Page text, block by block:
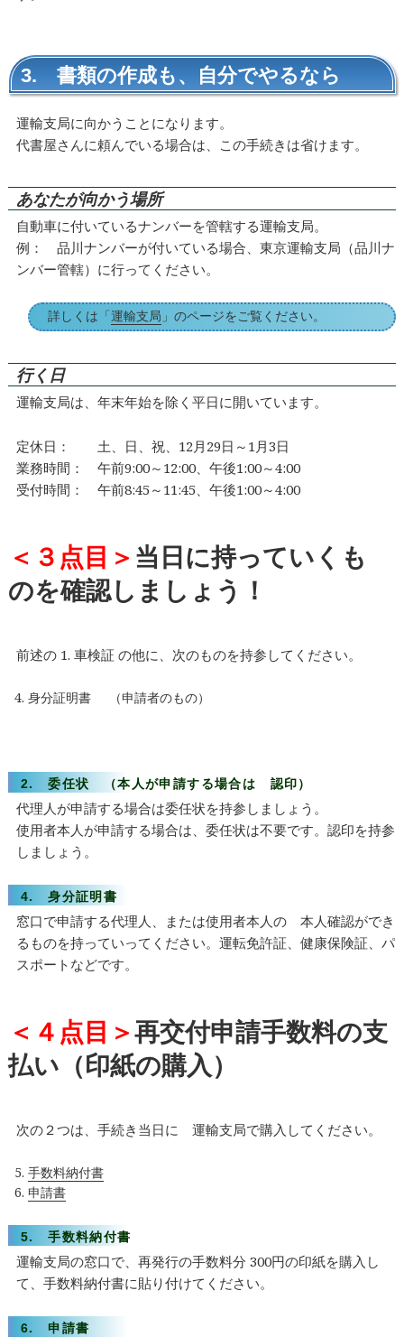
3. 書類の作成も、自分でやるなら
運輸支局に向かうことになります。
代書屋さんに頼んでいる場合は、この手続きは省けます。
あなたが向かう場所
自動車に付いているナンバーを管轄する運輸支局。
例： 品川ナンバーが付いている場合、東京運輸支局（品川ナ
ンバー管轄）に行ってください。
詳しくは「運輸支局 」のページをご覧ください。
行く日
運輸支局は、年末年始を除く平日に開いています。
定休日： 土、日、祝、12月29日～1月3日
業務時間： 午前9:00～12:00、午後1:00～4:00
受付時間： 午前8:45～11:45、午後1:00～4:00
＜３点目＞ 当日に持っていくも
のを確認しましょう！
前述の 1. 車検証 の他に、次のものを持参してください。
身分証明書 （申請者のもの）
2. 委任状 （本人が申請する場合は 認印）
代理人が申請する場合は委任状を持参しましょう。
使用者本人が申請する場合は、委任状は不要です。認印を持参
しましょう。
4. 身分証明書
窓口で申請する代理人、または使用者本人の 本人確認ができ
るものを持っていってください。運転免許証、健康保険証、パ
スポートなどです。
＜４点目＞再交付申請手数料の支
払い（印紙の購入）
次の２つは、手続き当日に 運輸支局で購入してください。
手数料納付書
申請書
5. 手数料納付書
運輸支局の窓口で、再発行の手数料分 300円の印紙を購入し
て、手数料納付書に貼り付けてください。
6. 申請書